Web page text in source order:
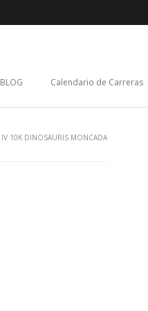
BLOG Calendario de Carreras
IV 10K DINOSAURIS MONCADA